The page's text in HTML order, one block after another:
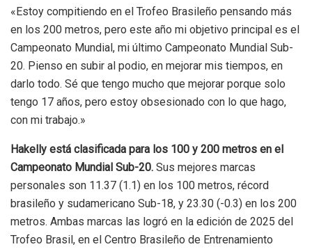
«Estoy compitiendo en el Trofeo Brasileño pensando más
en los 200 metros, pero este año mi objetivo principal es el
Campeonato Mundial, mi último Campeonato Mundial Sub-
20. Pienso en subir al podio, en mejorar mis tiempos, en
darlo todo. Sé que tengo mucho que mejorar porque solo
tengo 17 años, pero estoy obsesionado con lo que hago,
con mi trabajo.»
Hakelly está clasificada para los 100 y 200 metros en el
Campeonato Mundial Sub-20. Sus mejores marcas
personales son 11.37 (1.1) en los 100 metros, récord
brasileño y sudamericano Sub-18, y 23.30 (-0.3) en los 200
metros. Ambas marcas las logró en la edición de 2025 del
Trofeo Brasil, en el Centro Brasileño de Entrenamiento